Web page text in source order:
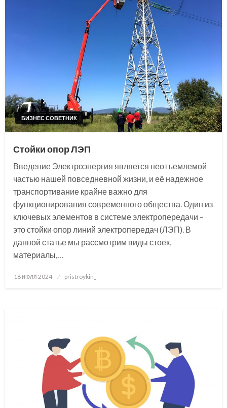
БИЗНЕС СОВЕТНИК
Стойки опор ЛЭП
Введение Электроэнергия является неотъемлемой
частью нашей повседневной жизни, и её надежное
транспортивание крайне важно для
функционирования современного общества. Один из
ключевых элементов в системе электропередачи –
это стойки опор линий электропередач (ЛЭП). В
данной статье мы рассмотрим виды стоек,
материалы,…
Posted
18 июля 2024 pristroykin_